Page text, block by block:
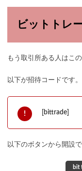
ビットトレ
もう取引所ある人はこ
以下が招待コードです。
[bittrade]
以下のボタンから開設で
bit